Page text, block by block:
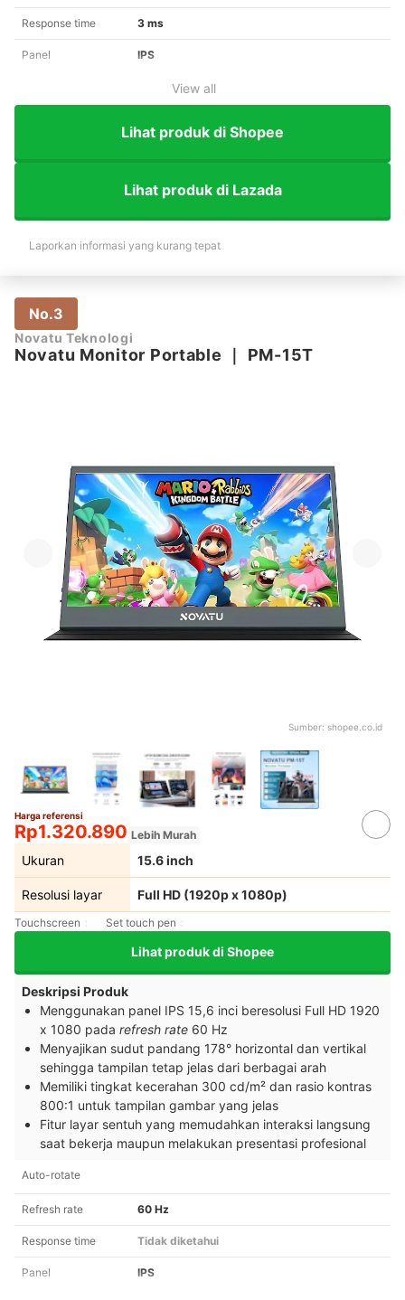
Response time 3 ms
Panel IPS
View all
Lihat produk di Shopee
Lihat produk di Lazada
Laporkan informasi yang kurang tepat
No.3
Novatu Teknologi
Novatu Monitor Portable PM-15T
Sumber: shopee.co.id
Harga referensi
Rp1.320.890 Lebih Murah
Ukuran 15.6 inch
Resolusi layar Full HD (1920p x 1080p)
Touchscreen Set touch pen
Lihat produk di Shopee
Deskripsi Produk
Menggunakan panel IPS 15,6 inci beresolusi Full HD 1920
x 1080 pada refresh rate 60 Hz
Menyajikan sudut pandang 178° horizontal dan vertikal
sehingga tampilan tetap jelas dari berbagai arah
Memiliki tingkat kecerahan 300 cd/m² dan rasio kontras
800:1 untuk tampilan gambar yang jelas
Fitur layar sentuh yang memudahkan interaksi langsung
saat bekerja maupun melakukan presentasi profesional
Auto-rotate
Refresh rate 60 Hz
Response time Tidak diketahui
Panel IPS